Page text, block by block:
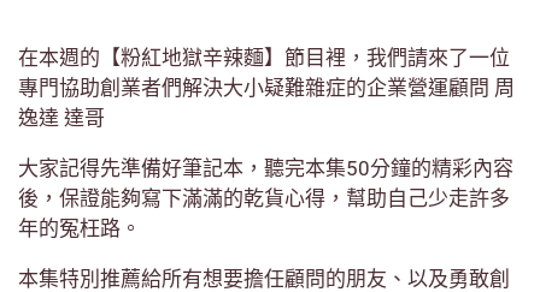
在本週的【粉紅地獄辛辣麵】節目裡，我們請來了一位
專門協助創業者們解決大小疑難雜症的企業營運顧問 周
逸達 達哥
大家記得先準備好筆記本，聽完本集50分鐘的精彩內容
後，保證能夠寫下滿滿的乾貨心得，幫助自己少走許多
年的冤枉路。
本集特別推薦給所有想要擔任顧問的朋友、以及勇敢創